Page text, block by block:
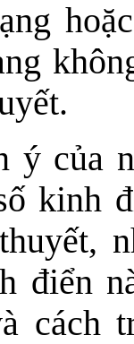
ý của
kinh
điển
cách